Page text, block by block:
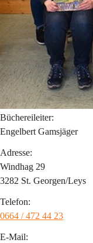
Büchereileiter:
Engelbert Gamsjäger
Adresse:
Windhag 29
3282 St. Georgen/Leys
Telefon:
0664 / 472 44 23
E-Mail: